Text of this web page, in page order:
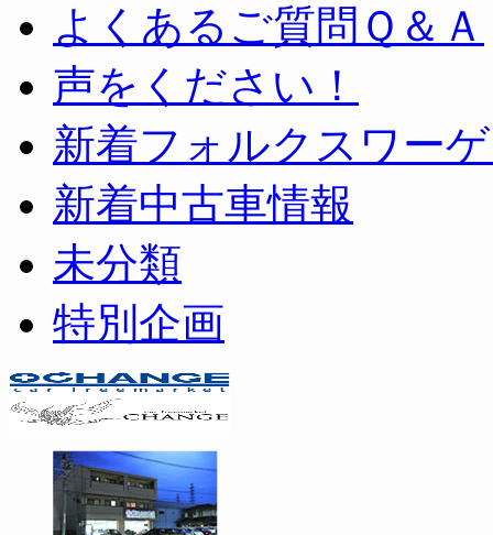
よくあるご質問Ｑ＆Ａ
声をください！
新着フォルクスワー
新着中古車情報
未分類
特別企画